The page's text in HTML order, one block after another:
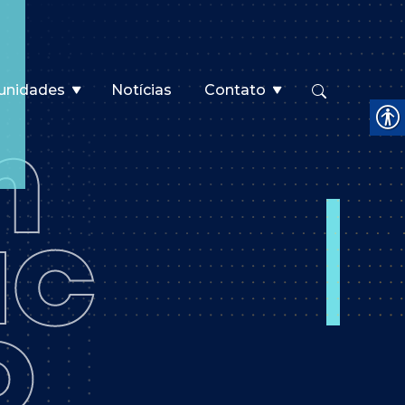
Notícias Contato